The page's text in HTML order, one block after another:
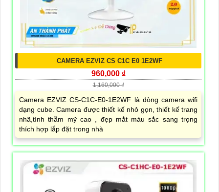
CAMERA EZVIZ CS C1C E0 1E2WF
960,000 ₫
1,160,000 ₫
Camera EZVIZ CS-C1C-E0-1E2WF là dòng camera wifi
dạng cube. Camera được thiết kế nhỏ gọn, thiết kế trang
nhã,tính thẫm mỹ cao , đẹp mắt màu sắc sang trọng
thích hợp lắp đặt trong nhà